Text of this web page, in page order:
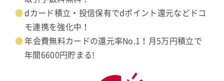
dカード積立・投信保有でdポイント還元などドコ
モ連携を強化中！
年会費無料カードの還元率No.1！月5万円積立で
年間6600円貯まる!